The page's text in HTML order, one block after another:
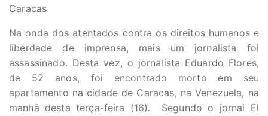
Caracas
Na onda dos atentados contra os direitos humanos e
liberdade de imprensa, mais um jornalista foi
assassinado. Desta vez, o jornalista Eduardo Flores,
de 52 anos, foi encontrado morto em seu
apartamento na cidade de Caracas, na Venezuela, na
manhã desta terça-feira (16). Segundo o jornal El